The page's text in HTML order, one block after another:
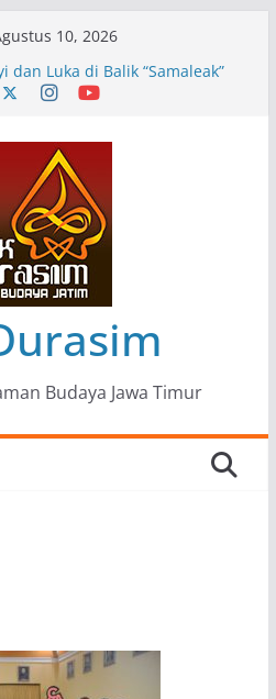
10, 2026
Komunitas Patria Seni Rupa
“Bergerak” Menjadi Mantra
dan Luka di Balik “Samaleak”
Seni dan Budaya: Catatan
Ir. Bambang Haryo Soekartono
RI ke Taman Budaya Jawa
35 Karya Agus Koecink
Ungkapan Kritis Tentang
Budaya Jawa Timur